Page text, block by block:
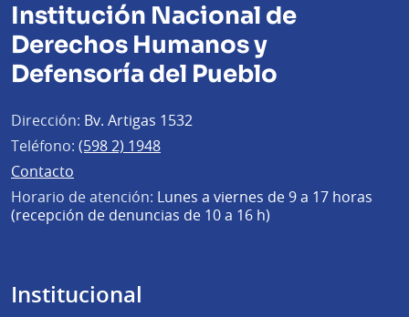
Institución Nacional de
Derechos Humanos y
Defensoría del Pueblo
Dirección: Bv. Artigas 1532
Teléfono: (598 2) 1948
Contacto
Horario de atención: Lunes a viernes de 9 a 17 horas
(recepción de denuncias de 10 a 16 h)
Institucional